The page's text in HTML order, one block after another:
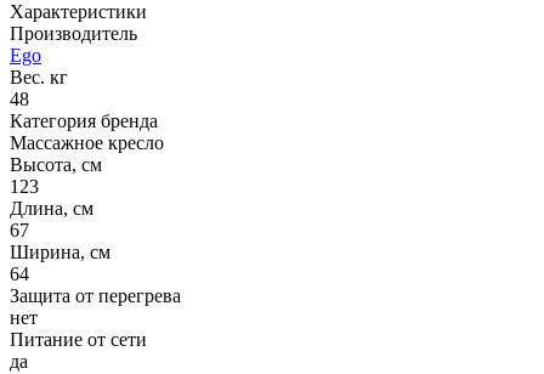
Характеристики
Производитель
Ego
Вес. кг
48
Категория бренда
Массажное кресло
Высота, см
123
Длина, см
67
Ширина, см
64
Защита от перегрева
нет
Питание от сети
да